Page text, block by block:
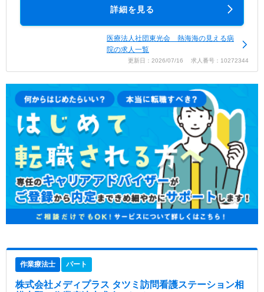
詳細を見る
医療法人社団東光会 熱海海の見える病
院の求人一覧
更新日：2026/07/16 求人番号：10272344
作業療法士 パート
株式会社メディプラス タツミ訪問看護ステーション相